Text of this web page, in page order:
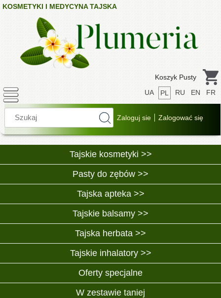
KOSMETYKI I MEDYCYNA TAJSKA
Koszyk Pusty
UA
PL RU EN FR
Tajskie kosmetyki >>
Pasty do zębów >>
Tajska apteka >>
Tajskie balsamy >>
Tajska herbata >>
Tajskie inhalatory >>
Oferty specjalne
W zestawie taniej